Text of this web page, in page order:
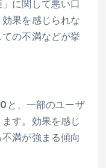
に関して悪い口
果を感じられな
の不満などが挙
と、一部のユーザ
す。効果を感じ
満が強まる傾向